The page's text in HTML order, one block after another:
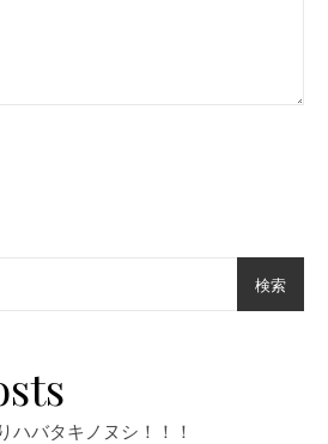
検索
バタキノヌシ！！！